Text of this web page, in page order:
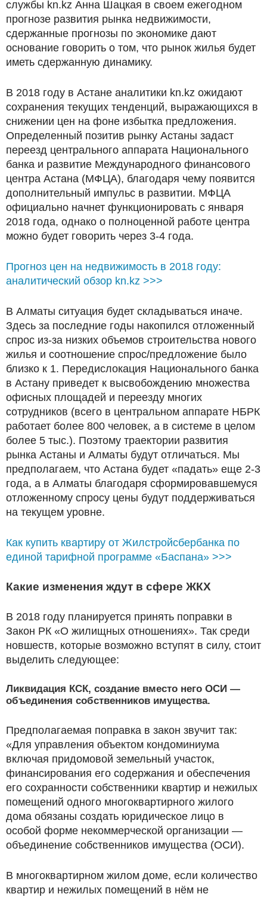
службы kn.kz Анна Шацкая в своем ежегодном
прогнозе развития рынка недвижимости,
сдержанные прогнозы по экономике дают
основание говорить о том, что рынок жилья будет
иметь сдержанную динамику.
В 2018 году в Астане аналитики kn.kz ожидают
сохранения текущих тенденций, выражающихся в
снижении цен на фоне избытка предложения.
Определенный позитив рынку Астаны задаст
переезд центрального аппарата Национального
банка и развитие Международного финансового
центра Астана (МФЦА), благодаря чему появится
дополнительный импульс в развитии. МФЦА
официально начнет функционировать с января
2018 года, однако о полноценной работе центра
можно будет говорить через 3-4 года.
Прогноз цен на недвижимость в 2018 году:
аналитический обзор kn.kz >>>
В Алматы ситуация будет складываться иначе.
Здесь за последние годы накопился отложенный
спрос из-за низких объемов строительства нового
жилья и соотношение спрос/предложение было
близко к 1. Передислокация Национального банка
в Астану приведет к высвобождению множества
офисных площадей и переезду многих
сотрудников (всего в центральном аппарате НБРК
работает более 800 человек, а в системе в целом
более 5 тыс.). Поэтому траектории развития
рынка Астаны и Алматы будут отличаться. Мы
предполагаем, что Астана будет «падать» еще 2-3
года, а в Алматы благодаря сформировавшемуся
отложенному спросу цены будут поддерживаться
на текущем уровне.
Как купить квартиру от Жилстройсбербанка по
единой тарифной программе «Баспана» >>>
Какие изменения ждут в сфере ЖКХ
В 2018 году планируется принять поправки в
Закон РК «О жилищных отношениях». Так среди
новшеств, которые возможно вступят в силу, стоит
выделить следующее:
Ликвидация КСК, создание вместо него ОСИ —
объединения собственников имущества.
Предполагаемая поправка в закон звучит так:
«Для управления объектом кондоминиума
включая придомовой земельный участок,
финансирования его содержания и обеспечения
его сохранности собственники квартир и нежилых
помещений одного многоквартирного жилого
дома обязаны создать юридическое лицо в
особой форме некоммерческой организации —
объединение собственников имущества (ОСИ).
В многоквартирном жилом доме, если количество
квартир и нежилых помещений в нём не